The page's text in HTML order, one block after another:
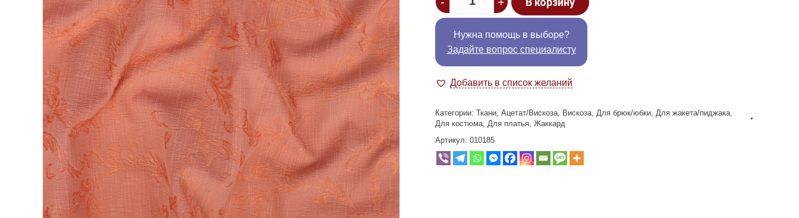
Нужна помощь в выборе?
Задайте вопрос специалисту
Добавить в список желаний
Категории: Ткани, Ацетат/Вискоза, Вискоза, Для брюк/юбки, Для жакета/пиджака,
Для костюма, Для платья, Жаккард
Артикул: 010185